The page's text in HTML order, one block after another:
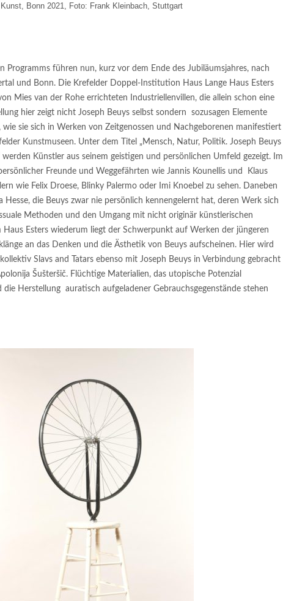
Kunst, Bonn 2021, Foto: Frank Kleinbach, Stuttgart
Programms führen nun, kurz vor dem Ende des Jubiläumsjahres, nach
und Bonn. Die Krefelder Doppel-Institution Haus Lange Haus Esters
Mies van der Rohe errichteten Industriellenvillen, die allein schon eine
hier zeigt nicht Joseph Beuys selbst sondern sozusagen Elemente
sie sich in Werken von Zeitgenossen und Nachgeborenen manifestiert
Kunstmuseen. Unter dem Titel „Mensch, Natur, Politik. Joseph Beuys
Künstler aus seinem geistigen und persönlichen Umfeld gezeigt. Im
Freunde und Weggefährten wie Jannis Kounellis und Klaus
wie Felix Droese, Blinky Palermo oder Imi Knoebel zu sehen. Daneben
Hesse, die Beuys zwar nie persönlich kennengelernt hat, deren Werk sich
Methoden und den Umgang mit nicht originär künstlerischen
Haus Esters wiederum liegt der Schwerpunkt auf Werken der jüngeren
an das Denken und die Ästhetik von Beuys aufscheinen. Hier wird
Slavs and Tatars ebenso mit Joseph Beuys in Verbindung gebracht
Šušteršič. Flüchtige Materialien, das utopische Potenzial
die Herstellung auratisch aufgeladener Gebrauchsgegenstände stehen